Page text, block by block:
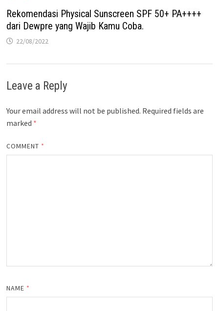
Rekomendasi Physical Sunscreen SPF 50+ PA++++
dari Dewpre yang Wajib Kamu Coba.
22/08/2022
Leave a Reply
Your email address will not be published. Required fields are
marked *
COMMENT *
NAME *